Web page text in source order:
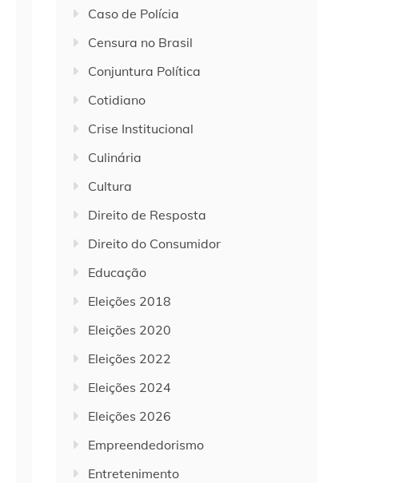
Caso de Polícia
Censura no Brasil
Conjuntura Política
Cotidiano
Crise Institucional
Culinária
Cultura
Direito de Resposta
Direito do Consumidor
Educação
Eleições 2018
Eleições 2020
Eleições 2022
Eleições 2024
Eleições 2026
Empreendedorismo
Entretenimento